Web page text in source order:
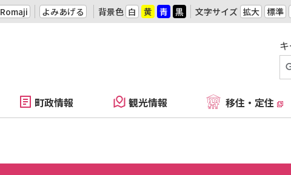
Romaji よみあげる 背景色 白 黄 青 黒 文字サイズ 拡大 標準
町政情報 観光情報 移住・定住